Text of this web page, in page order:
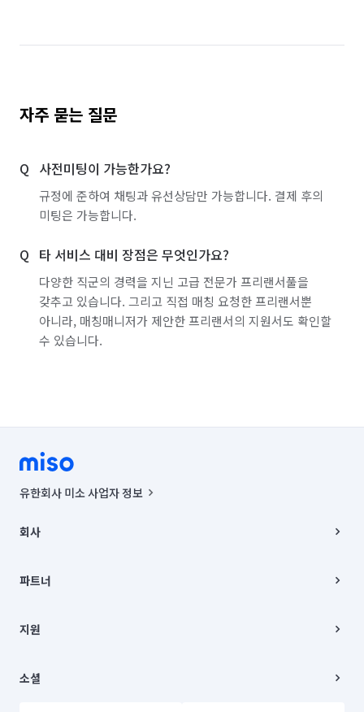
자주 묻는 질문
사전미팅이 가능한가요?
규정에 준하여 채팅과 유선상담만 가능합니다. 결제 후의
미팅은 가능합니다.
타 서비스 대비 장점은 무엇인가요?
다양한 직군의 경력을 지닌 고급 전문가 프리랜서풀을
갖추고 있습니다. 그리고 직접 매칭 요청한 프리랜서뿐
아니라, 매칭매니저가 제안한 프리랜서의 지원서도 확인할
수 있습니다.
유한회사 미소 사업자 정보
00019 |
주소 | 본사: 서울특별시 종로구 율곡로 6(중학동, 트윈트리빌딩) B동 5층
컨택센터 : 서울특별시 종로구 수송동 율곡로 24, 7층, 8층 미소
상품, 상품정보, 거래에 관한 의무와 책임은 거래당사자에게 있습니다.
언론 보도 관련 문의:
© 유한회사 미소. Miso, Inc. All Rights Reserved.
회사
채용
파트너
이사
지원
이용약관
소셜